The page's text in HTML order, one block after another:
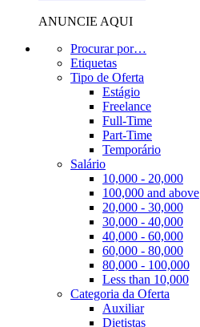
ANUNCIE AQUI
Procurar por…
Etiquetas
Tipo de Oferta
Estágio
Freelance
Full-Time
Part-Time
Temporário
Salário
10,000 - 20,000
100,000 and above
20,000 - 30,000
30,000 - 40,000
40,000 - 60,000
60,000 - 80,000
80,000 - 100,000
Less than 10,000
Categoria da Oferta
Auxiliar
Dietistas